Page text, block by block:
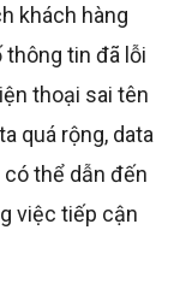
khách hàng
tin đã lỗi
thoại sai tên
quá rộng, data
thể dẫn đến
việc tiếp cận